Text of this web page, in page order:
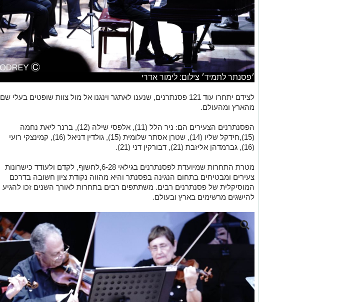
׳פסנתר לתמיד׳ צילום: לימור אדרי
לצידם יתחרו עוד 121 פסנתרנים, שנענו לאתגר וינגנו אל מול צוות שופטים בעלי שם
מהארץ ומהעולם.
הפסנתרנים הצעירים הם: ניר הלל (11), אלפסי שילה (12), ברנר ליאת נחמה
(15),חידקל שליו (14), שטרן אסתר שלומית (15), גולדין דניאל (16), קמינצקי רועי
(16), גברמדהן אליזבת (21), דבורקין דני (21).
מטרת התחרות שמיועדת לפסנתרנים בגילאי 6-28,לחשוף, לקדם ולעודד כישרונות
צעירים ומבטיחים בתחום הנגינה בפסנתר והיא מהווה נקודת ציון חשובה בדרכם
המוסיקלית של פסנתרנים רבים. משתתפים רבים בתחרות לאורך השנים זכו להגיע
להישגים מרשימים בארץ ובעולם.